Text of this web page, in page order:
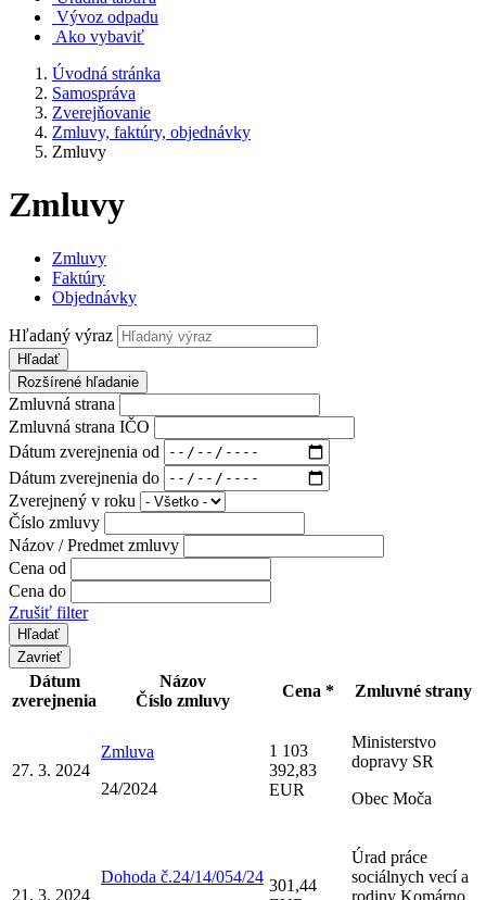
Vývoz odpadu
Ako vybaviť
Úvodná stránka
Samospráva
Zverejňovanie
Zmluvy, faktúry, objednávky
Zmluvy
Zmluvy
Zmluvy
Faktúry
Objednávky
Hľadaný výraz
Hľadať
Rozšírené hľadanie
Zmluvná strana
Zmluvná strana IČO
Dátum zverejnenia od
Dátum zverejnenia do
Zverejnený v roku
Číslo zmluvy
Názov / Predmet zmluvy
Cena od
Cena do
Zrušiť filter
Zavrieť
Dátum
zverejnenia
Názov
Číslo zmluvy
Cena * Zmluvné strany
27. 3. 2024
Zmluva
24/2024
1 103
392,83
EUR
Ministerstvo
dopravy SR
Obec Moča
21. 3. 2024
Dohoda č.24/14/054/24 301,44
Úrad práce
sociálnych vecí a
rodiny Komárno